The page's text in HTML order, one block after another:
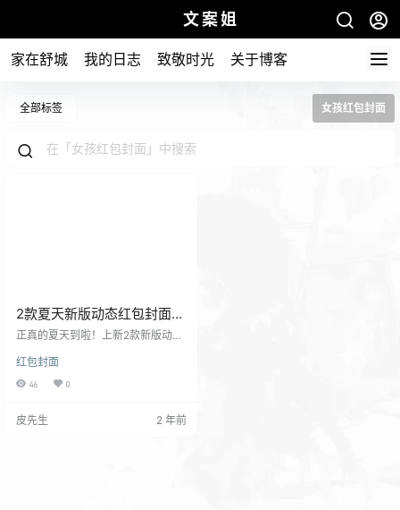
文案姐
家在舒城 我的日志 致敬时光 关于博客
全部标签 女孩红包封面
2款夏天新版动态红包封面分
享
正真的夏天到啦！上新2款新版动态
西瓜新版动态封面yc原创设计 视频
预览： 第二款：女孩，夏天快乐西
面】公众号回复【精品封面】
红包封面
46 0
皮先生 2 年前